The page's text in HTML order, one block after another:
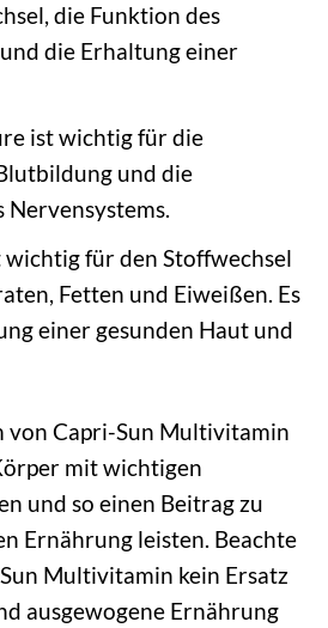
die Funktion des
die Erhaltung einer
ist wichtig für die
und die
Nervensystems.
für den Stoffwechsel
Fetten und Eiweißen. Es
einer gesunden Haut und
von Capri-Sun Multivitamin
mit wichtigen
und so einen Beitrag zu
Ernährung leisten. Beachte
Multivitamin kein Ersatz
ausgewogene Ernährung